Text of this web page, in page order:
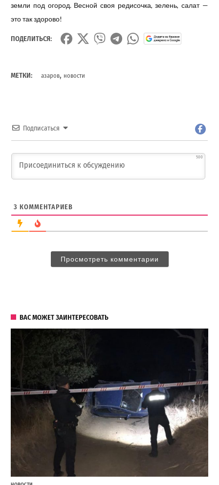
земли под огород. Весной своя редисочка, зелень, салат —
это так здорово!
ПОДЕЛИТЬСЯ:
МЕТКИ: азаров, новости
Подписаться
500
3 КОММЕНТАРИЕВ
Просмотреть комментарии
ВАС МОЖЕТ ЗАИНТЕРЕСОВАТЬ